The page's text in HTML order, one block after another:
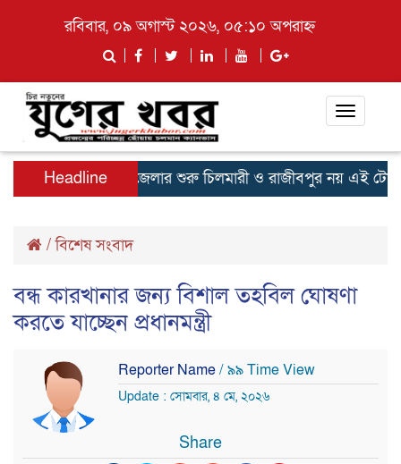
রবিবার, ০৯ অগাস্ট ২০২৬, ০৫:১০ অপরাহ্ন
Toggle
Headline
কুড়িগ্রাম জেলার শুরু চিলমারী ও রাজীবপুর নয় এই টোটাল
/বিশেষ সংবাদ
বন্ধ কারখানার জন্য বিশাল তহবিল ঘোষণা
করতে যাচ্ছেন প্রধানমন্ত্রী
Reporter Name/ ৯৯ Time View
Update : সোমবার, ৪ মে, ২০২৬
Share